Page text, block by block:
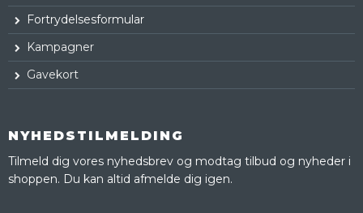
Fortrydelsesformular
Kampagner
Gavekort
NYHEDSTILMELDING
Tilmeld dig vores nyhedsbrev og modtag tilbud og nyheder i
shoppen. Du kan altid afmelde dig igen.